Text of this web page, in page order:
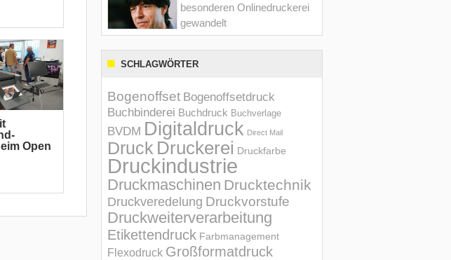
Open
besonderen Onlinedruckerei
gewandelt
SCHLAGWÖRTER
Bogenoffset Bogenoffsetdruck
Buchbinderei Buchdruck Buchverlage
BVDM Digitaldruck Direct Mail
Druck Druckerei Druckfarbe
Druckindustrie
Druckmaschinen Drucktechnik
Druckveredelung Druckvorstufe
Druckweiterverarbeitung
Etikettendruck Farbmanagement
Flexodruck Großformatdruck